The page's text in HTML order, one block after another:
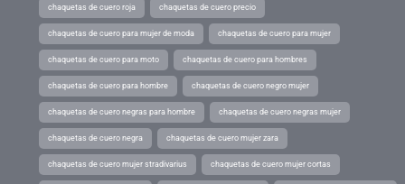
chaquetas de cuero roja chaquetas de cuero precio
chaquetas de cuero para mujer de moda chaquetas de cuero para mujer
chaquetas de cuero para moto chaquetas de cuero para hombres
chaquetas de cuero para hombre chaquetas de cuero negro mujer
chaquetas de cuero negras para hombre chaquetas de cuero negras mujer
chaquetas de cuero negra chaquetas de cuero mujer zara
chaquetas de cuero mujer stradivarius chaquetas de cuero mujer cortas